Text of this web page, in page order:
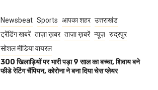
Newsbeat Sports आपका शहर उत्तराखंड
ट्रेंडिंग खबरें ताज़ा ख़बर ताज़ा ख़बरें न्यूज़ रुद्रपुर
सोशल मीडिया वायरल
300 खिलाड़ियों पर भारी पड़ा 9 साल का बच्चा, शिवाय बने
फीडे रेटिंग चैंपियन, कोरोना ने बना दिया चेस प्लेयर